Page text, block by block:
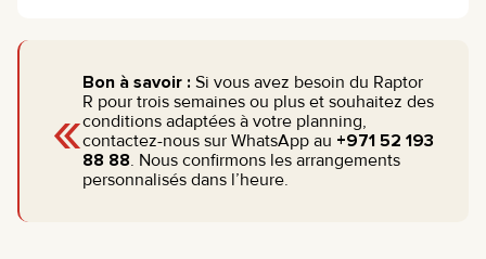
«
Bon à savoir : Si vous avez besoin du Raptor
R pour trois semaines ou plus et souhaitez des
conditions adaptées à votre planning,
contactez-nous sur WhatsApp au +971 52 193
88 88. Nous confirmons les arrangements
personnalisés dans l’heure.